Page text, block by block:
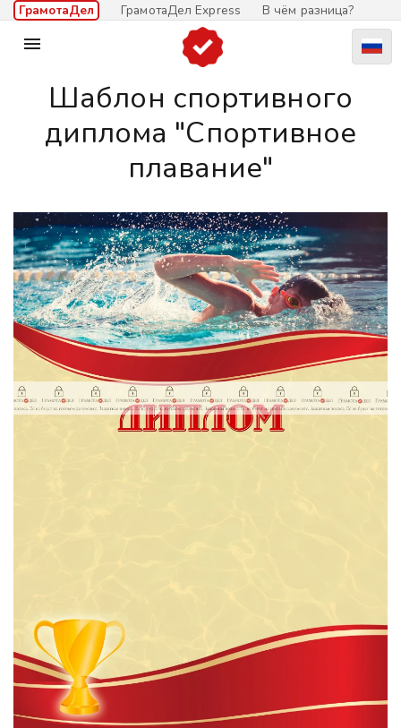
ГрамотаДел ГрамотаДел Express В чём разница?

Шаблон спортивного
диплома "Спортивное
плавание"